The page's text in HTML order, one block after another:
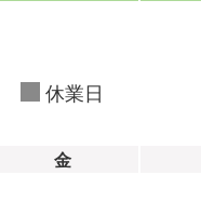
休業日
金